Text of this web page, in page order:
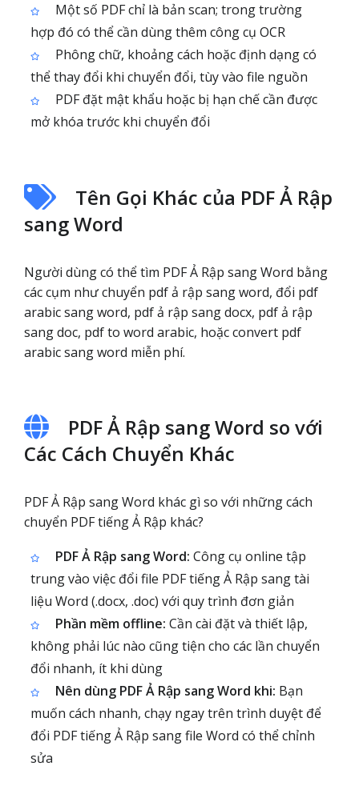
Một số PDF chỉ là bản scan; trong trường
hợp đó có thể cần dùng thêm công cụ OCR
Phông chữ, khoảng cách hoặc định dạng có
thể thay đổi khi chuyển đổi, tùy vào file nguồn
PDF đặt mật khẩu hoặc bị hạn chế cần được
mở khóa trước khi chuyển đổi
Tên Gọi Khác của PDF Ả Rập
sang Word
Người dùng có thể tìm PDF Ả Rập sang Word bằng
các cụm như chuyển pdf ả rập sang word, đổi pdf
arabic sang word, pdf ả rập sang docx, pdf ả rập
sang doc, pdf to word arabic, hoặc convert pdf
arabic sang word miễn phí.
PDF Ả Rập sang Word so với
Các Cách Chuyển Khác
PDF Ả Rập sang Word khác gì so với những cách
chuyển PDF tiếng Ả Rập khác?
PDF Ả Rập sang Word: Công cụ online tập
trung vào việc đổi file PDF tiếng Ả Rập sang tài
liệu Word (.docx, .doc) với quy trình đơn giản
Phần mềm offline: Cần cài đặt và thiết lập,
không phải lúc nào cũng tiện cho các lần chuyển
đổi nhanh, ít khi dùng
Nên dùng PDF Ả Rập sang Word khi: Bạn
muốn cách nhanh, chạy ngay trên trình duyệt để
đổi PDF tiếng Ả Rập sang file Word có thể chỉnh
sửa